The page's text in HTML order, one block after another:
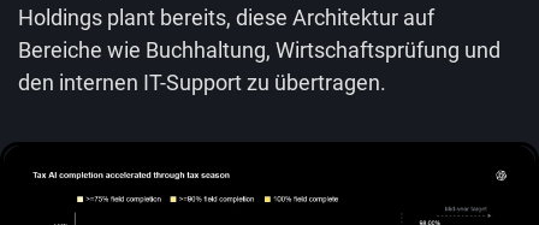
Holdings plant bereits, diese Architektur auf
Bereiche wie Buchhaltung, Wirtschaftsprüfung und
den internen IT-Support zu übertragen.